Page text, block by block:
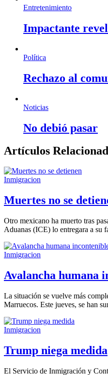
Entretenimiento
Impactante
Política
Rechazo al
Noticias
No debió pasar
Artículos
Inmigracion
Muertes no se
Otro mexicano ha muerto tras
Aduanas (ICE) lo entregara a su
Inmigracion
Avalancha humana
La situación se vuelve más
Marruecos. Este jueves, se han
Inmigracion
Trump niega medida
El Servicio de Inmigración y